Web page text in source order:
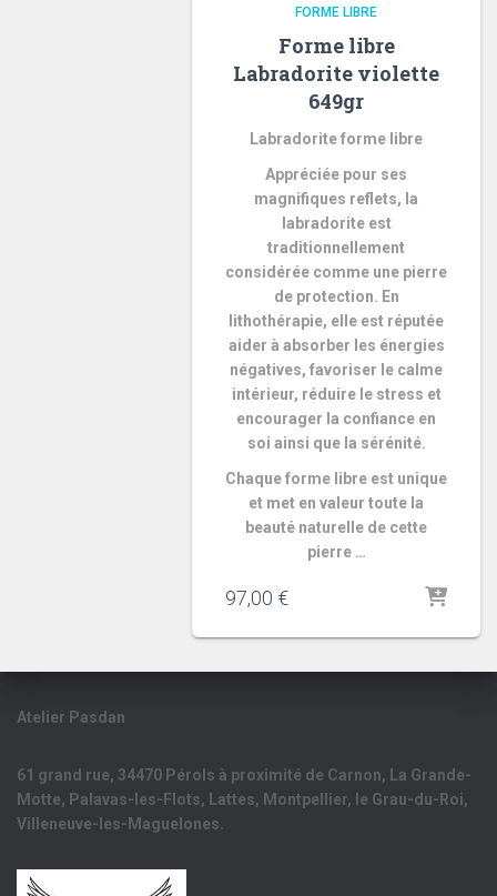
FORME LIBRE
Forme libre
Labradorite violette
649gr
Labradorite forme libre
Appréciée pour ses
magnifiques reflets, la
labradorite est
traditionnellement
considérée comme une pierre
de protection. En
lithothérapie, elle est réputée
aider à absorber les énergies
négatives, favoriser le calme
intérieur, réduire le stress et
encourager la confiance en
soi ainsi que la sérénité.
Chaque forme libre est unique
et met en valeur toute la
beauté naturelle de cette
pierre …
97,00 €
Atelier Pasdan
61 grand rue, 34470 Pérols à proximité de Carnon, La Grande-
Motte, Palavas-les-Flots, Lattes, Montpellier, le Grau-du-Roi,
Villeneuve-les-Maguelones.